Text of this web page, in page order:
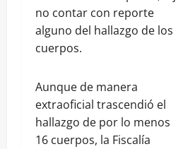
no contar con reporte
alguno del hallazgo de los
cuerpos.
Aunque de manera
extraoficial trascendió el
hallazgo de por lo menos
16 cuerpos, la Fiscalía